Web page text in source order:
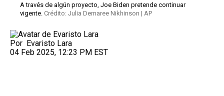
A través de algún proyecto, Joe Biden pretende continuar
vigente. Crédito: Julia Demaree Nikhinson | AP
Por Evaristo Lara
04 Feb 2025, 12:23 PM EST